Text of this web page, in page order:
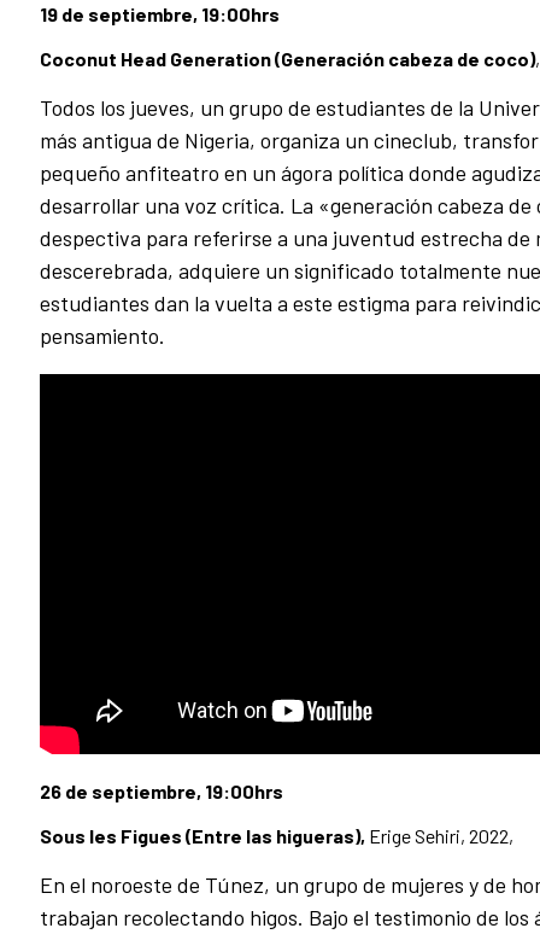
19 de septiembre, 19:00hrs
Coconut Head Generation (Generación cabeza de coco)
Todos los jueves, un grupo de estudiantes de la
más antigua de Nigeria, organiza un cineclub,
pequeño anfiteatro en un ágora política donde
desarrollar una voz crítica. La «generación cabeza de
despectiva para referirse a una juventud estrecha de
descerebrada, adquiere un significado totalmente
estudiantes dan la vuelta a este estigma para
pensamiento.
26 de septiembre, 19:00hrs
Sous les Figues (Entre las higueras), Erige Sehiri, 2022,
En el noroeste de Túnez, un grupo de mujeres y de
trabajan recolectando higos. Bajo el testimonio de los